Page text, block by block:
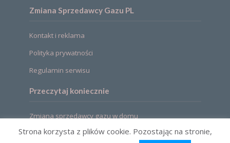
Zmiana Sprzedawcy Gazu PL
Kontakt i reklama
Polityka prywatności
Regulamin serwisu
Przeczytaj koniecznie
Zmiana sprzedawcy gazu w domu
Strona korzysta z plików cookie. Pozostając na stronie,